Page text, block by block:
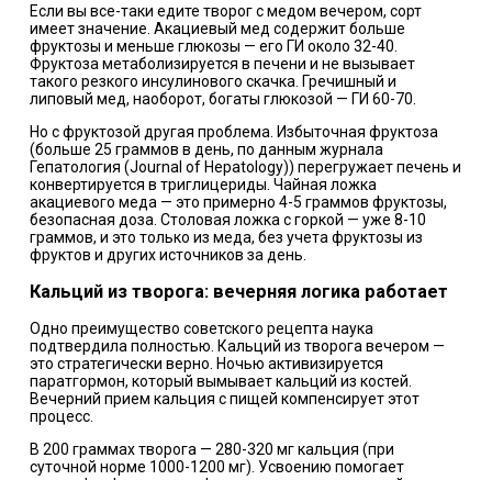
Если вы все-таки едите творог с медом вечером, сорт
имеет значение. Акациевый мед содержит больше
фруктозы и меньше глюкозы — его ГИ около 32-40.
Фруктоза метаболизируется в печени и не вызывает
такого резкого инсулинового скачка. Гречишный и
липовый мед, наоборот, богаты глюкозой — ГИ 60-70.
Но с фруктозой другая проблема. Избыточная фруктоза
(больше 25 граммов в день, по данным журнала
Гепатология (Journal of Hepatology)) перегружает печень и
конвертируется в триглицериды. Чайная ложка
акациевого меда — это примерно 4-5 граммов фруктозы,
безопасная доза. Столовая ложка с горкой — уже 8-10
граммов, и это только из меда, без учета фруктозы из
фруктов и других источников за день.
Кальций из творога: вечерняя логика работает
Одно преимущество советского рецепта наука
подтвердила полностью. Кальций из творога вечером —
это стратегически верно. Ночью активизируется
паратгормон, который вымывает кальций из костей.
Вечерний прием кальция с пищей компенсирует этот
процесс.
В 200 граммах творога — 280-320 мг кальция (при
суточной норме 1000-1200 мг). Усвоению помогает